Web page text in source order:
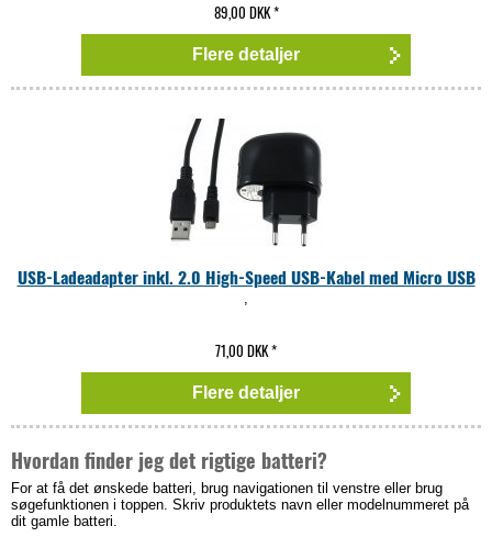
89,00 DKK*
Flere detaljer
USB-Ladeadapter inkl. 2.0 High-Speed USB-Kabel med Micro USB
,
71,00 DKK*
Flere detaljer
Hvordan finder jeg det rigtige batteri?
For at få det ønskede batteri, brug navigationen til venstre eller brug
søgefunktionen i toppen. Skriv produktets navn eller modelnummeret på
dit gamle batteri.